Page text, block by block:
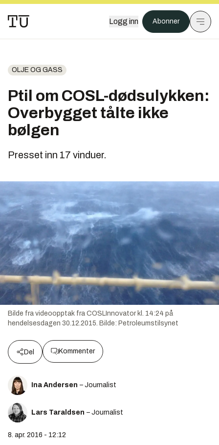
Logg inn Abonner
OLJE OG GASS
Ptil om COSL-dødsulykken:
Overbygget tålte ikke
bølgen
Presset inn 17 vinduer.
Bilde fra videoopptak fra COSLInnovator kl. 14:24 på
hendelsesdagen 30.12.2015. Bilde: Petroleumstilsynet
Del Kommenter
Ina Andersen – Journalist
Lars Taraldsen – Journalist
8. apr. 2016 - 12:12